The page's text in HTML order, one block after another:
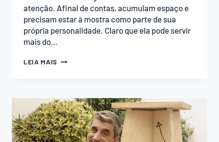
atenção. Afinal de contas, acumulam espaço e
precisam estar à mostra como parte de sua
própria personalidade. Claro que ela pode servir
mais do…
LEIA MAIS FAÇA
ESTANTE
DE
LIVROS
COM
LED